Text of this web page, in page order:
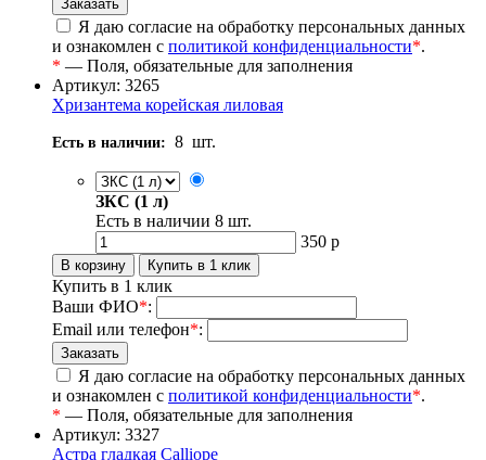
Я даю согласие на обработку персональных данных
и ознакомлен с политикой конфиденциальности*.
* — Поля, обязательные для заполнения
Артикул: 3265
Хризантема корейская лиловая
Есть в наличии: 8 шт.
ЗКС (1 л)
Есть в наличии 8 шт.
350 р
Купить в 1 клик
Ваши ФИО*:
Email или телефон*:
Я даю согласие на обработку персональных данных
и ознакомлен с политикой конфиденциальности*.
* — Поля, обязательные для заполнения
Артикул: 3327
Астра гладкая Calliope